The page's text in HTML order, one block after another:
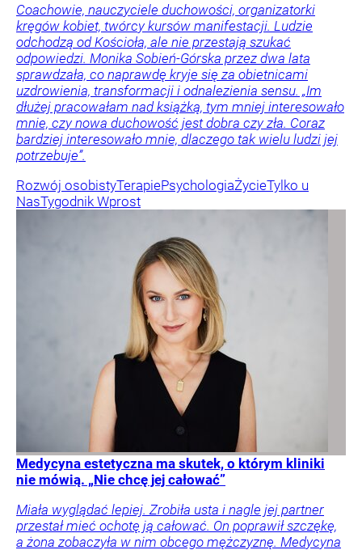
Coachowie, nauczyciele duchowości, organizatorki
kręgów kobiet, twórcy kursów manifestacji. Ludzie
odchodzą od Kościoła, ale nie przestają szukać
odpowiedzi. Monika Sobień-Górska przez dwa lata
sprawdzała, co naprawdę kryje się za obietnicami
uzdrowienia, transformacji i odnalezienia sensu. „Im
dłużej pracowałam nad książką, tym mniej interesowało
mnie, czy nowa duchowość jest dobra czy zła. Coraz
bardziej interesowało mnie, dlaczego tak wielu ludzi jej
potrzebuje”.
Rozwój osobistyTerapiePsychologiaŻycieTylko u
NasTygodnik Wprost
Medycyna estetyczna ma skutek, o którym kliniki
nie mówią. „Nie chcę jej całować”
Miała wyglądać lepiej. Zrobiła usta i nagle jej partner
przestał mieć ochotę ją całować. On poprawił szczękę,
a żona zobaczyła w nim obcego mężczyznę. Medycyna